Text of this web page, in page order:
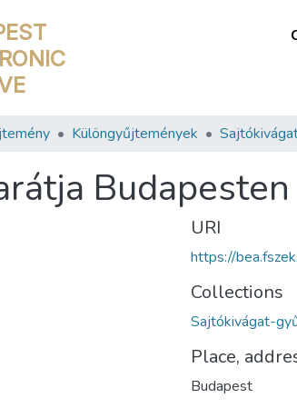
Különgyűjtemények
Budapesten
URI
https://
Collections
Sajtókivágat-
Place,
Budapest